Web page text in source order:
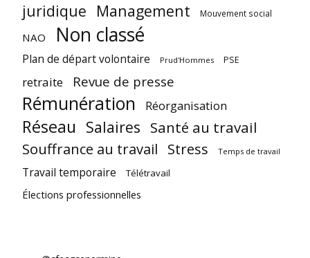
juridique Management Mouvement social
NAO Non classé
Plan de départ volontaire Prud'Hommes PSE
retraite Revue de presse
Rémunération Réorganisation
Réseau Salaires Santé au travail
Souffrance au travail Stress Temps de travail
Travail temporaire Télétravail
Élections professionnelles